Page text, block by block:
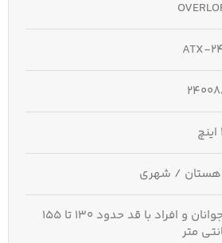
ATX-
/ شهری
نوجوانان و افراد با قد حدود 130 تا 155
متر